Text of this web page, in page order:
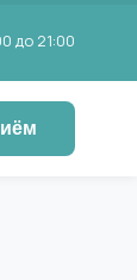
до 21:00